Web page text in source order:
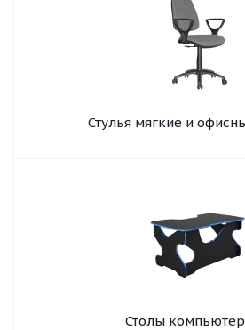
Стулья мягкие и
Столы